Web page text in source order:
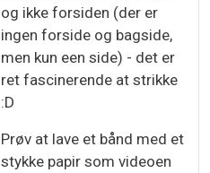
og ikke forsiden (der er
ingen forside og bagside,
men kun een side) - det er
ret fascinerende at strikke
:D
Prøv at lave et bånd med et
stykke papir som videoen